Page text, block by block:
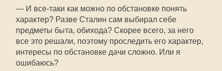
— И все-таки как можно по обстановке понять
характер? Разве Сталин сам выбирал себе
предметы быта, обихода? Скорее всего, за него
все это решали, поэтому проследить его характер,
интересы по обстановке дачи сложно. Или я
ошибаюсь?